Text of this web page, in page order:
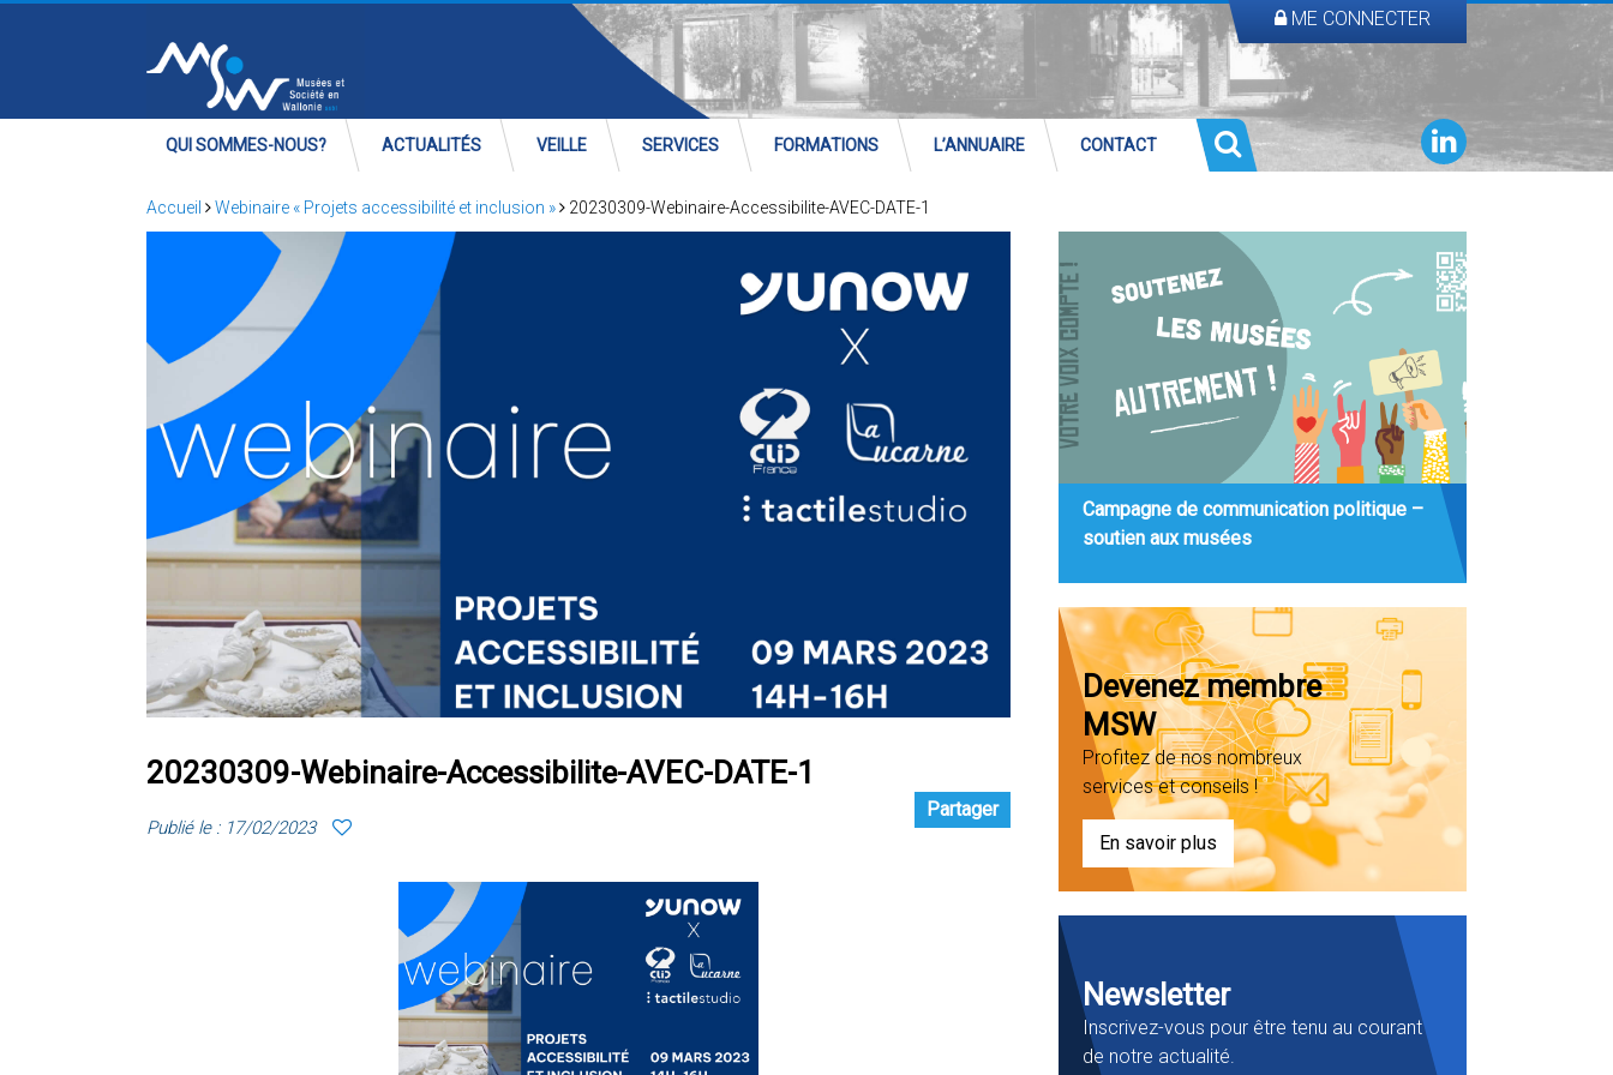
ME CONNECTER
QUI SOMMES-NOUS? ACTUALITÉS VEILLE SERVICES FORMATIONS L’ANNUAIRE CONTACT
Accueil Webinaire « Projets accessibilité et inclusion » 20230309-Webinaire-Accessibilite-AVEC-DATE-1
20230309-Webinaire-Accessibilite-AVEC-DATE-1
Publié le : 17/02/2023
Partager
Campagne de communication politique –
soutien aux musées
Devenez membre
MSW
Profitez de nos nombreux
services et conseils !
En savoir plus
Newsletter
Inscrivez-vous pour être tenu au courant
de notre actualité.